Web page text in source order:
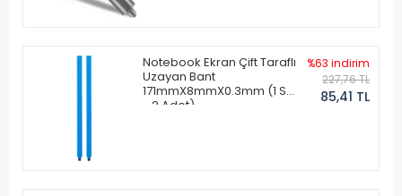
Notebook Ekran Çift Taraflı
Uzayan Bant
171mmX8mmX0.3mm (1 Set
- 2 Adet)
%63 indirim
227,76 TL
85,41 TL